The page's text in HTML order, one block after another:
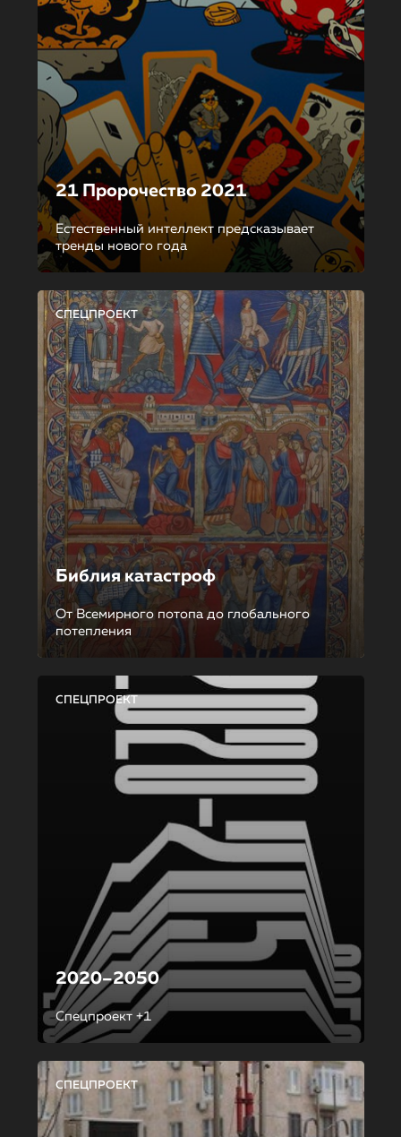
21 Пророчество 2021
Естественный интеллект предсказывает
тренды нового года
СПЕЦПРОЕКТ
Библия катастроф
От Всемирного потопа до глобального
потепления
СПЕЦПРОЕКТ
2020–2050
Спецпроект +1
СПЕЦПРОЕКТ